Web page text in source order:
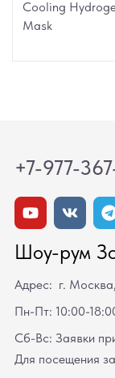
Cooling
Mask
+7-977-
Шоу-рум
Адрес: г.
Пн-Пт: 10:00-
Сб-Вс: Заявки
Для посещения